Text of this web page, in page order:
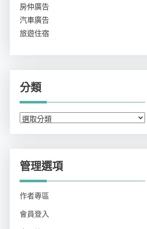
房仲廣告
汽車廣告
旅遊住宿
分類
分
管理選項
作者專區
會員登入